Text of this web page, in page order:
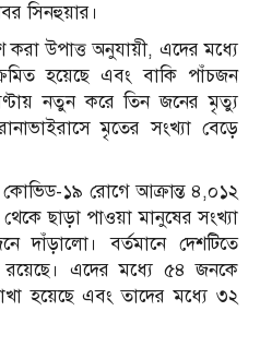
সিনহুয়ার।
করা উপাত্ত অনুযায়ী, এদের মধ্যে
হয়েছে এবং বাকি পাঁচজন
নতুন করে তিন জনের মৃত্যু
মৃতের সংখ্যা বেড়ে
কোভিড-১৯ রোগে আক্রান্ত ৪,০১২
ছাড়া পাওয়া মানুষের সংখ্যা
বর্তমানে দেশটিতে
রয়েছে। এদের মধ্যে ৫৪ জনকে
হয়েছে এবং তাদের মধ্যে ৩২